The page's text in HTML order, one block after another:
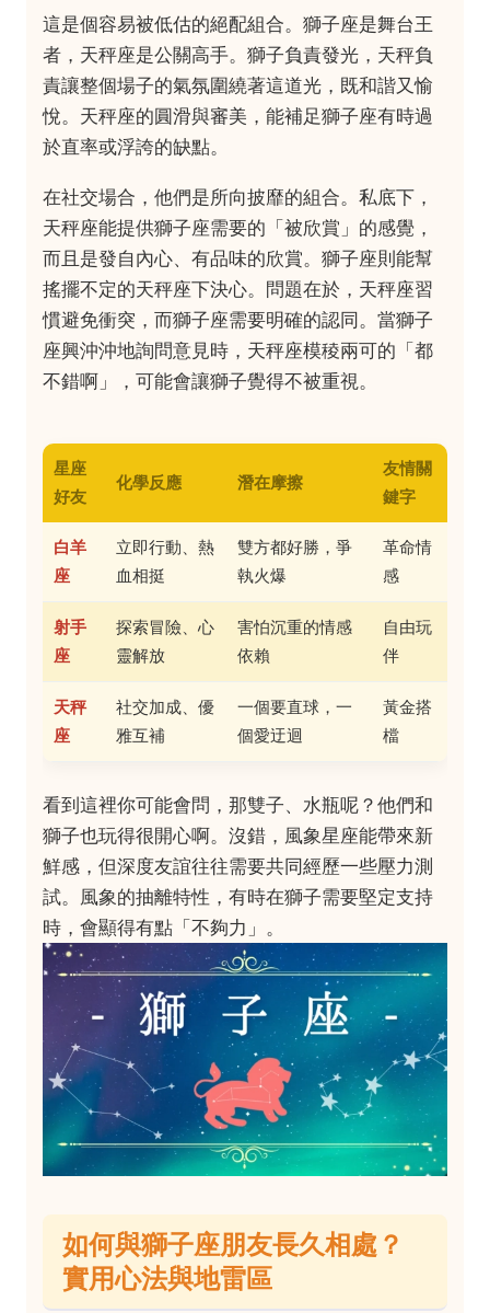
這是個容易被低估的絕配組合。獅子座是舞台王
者，天秤座是公關高手。獅子負責發光，天秤負
責讓整個場子的氣氛圍繞著這道光，既和諧又愉
悅。天秤座的圓滑與審美，能補足獅子座有時過
於直率或浮誇的缺點。
在社交場合，他們是所向披靡的組合。私底下，
天秤座能提供獅子座需要的「被欣賞」的感覺，
而且是發自內心、有品味的欣賞。獅子座則能幫
搖擺不定的天秤座下決心。問題在於，天秤座習
慣避免衝突，而獅子座需要明確的認同。當獅子
座興沖沖地詢問意見時，天秤座模稜兩可的「都
不錯啊」，可能會讓獅子覺得不被重視。
星座
好友
化學反應 潛在摩擦
友情關
鍵字
白羊
座
立即行動、熱
血相挺
雙方都好勝，爭
執火爆
革命情
感
射手
座
探索冒險、心
靈解放
害怕沉重的情感
依賴
自由玩
伴
天秤
座
社交加成、優
雅互補
一個要直球，一
個愛迂迴
黃金搭
檔
看到這裡你可能會問，那雙子、水瓶呢？他們和
獅子也玩得很開心啊。沒錯，風象星座能帶來新
鮮感，但深度友誼往往需要共同經歷一些壓力測
試。風象的抽離特性，有時在獅子需要堅定支持
時，會顯得有點「不夠力」。
如何與獅子座朋友長久相處？
實用心法與地雷區